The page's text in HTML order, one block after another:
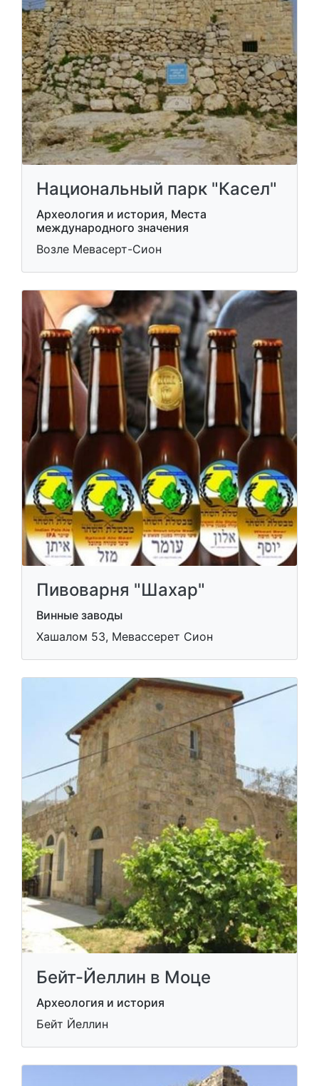
Национальный парк "Касел"
Археология и история, Места
международного значения
Возле Мевасерт-Сион
Пивоварня "Шахар"
Винные заводы
Хашалом 53, Мевассерет Сион
Бейт-Йеллин в Моце
Археология и история
Бейт Йеллин